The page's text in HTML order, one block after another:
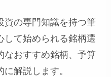
資の専門知識を持つ筆
して始められる銘柄選
なおすすめ銘柄、予算
解説します。